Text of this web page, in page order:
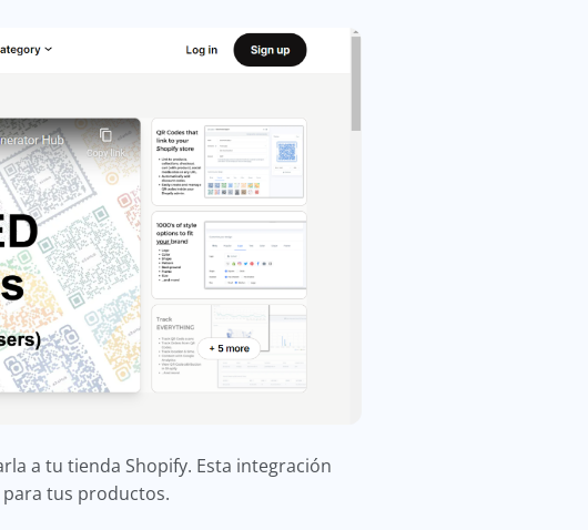
a tu tienda Shopify. Esta integración
tus productos.